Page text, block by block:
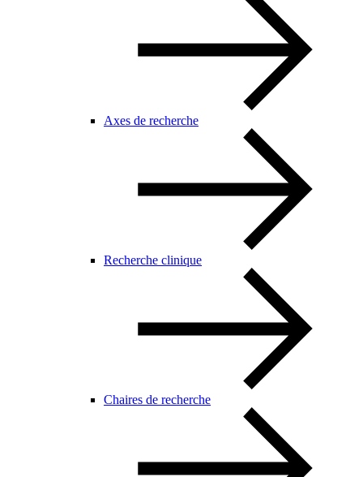
Axes de recherche
Recherche clinique
Chaires de recherche